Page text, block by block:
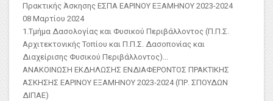
Πρακτικής Άσκησης ΕΣΠΑ ΕΑΡΙΝΟΥ ΕΞΑΜΗΝΟΥ 2023-2024
08 Μαρτίου 2024
1.Τμήμα Δασολογίας και Φυσικού Περιβάλλοντος (Π.Π.Σ.
Αρχιτεκτονικής Τοπίου και Π.Π.Σ. Δασοπονίας και
Διαχείρισης Φυσικού Περιβάλλοντος)
ΑΝΑΚΟΙΝΩΣΗ ΕΚΔΗΛΩΣΗΣ ΕΝΔΙΑΦΕΡΟΝΤΟΣ ΠΡΑΚΤΙΚΗΣ
ΑΣKΗΣΗΣ ΕΑΡΙΝΟΥ ΕΞΑΜΗΝΟΥ 2023-2024 (ΠΡ. ΣΠΟΥΔΩΝ
ΔΙΠΑΕ)